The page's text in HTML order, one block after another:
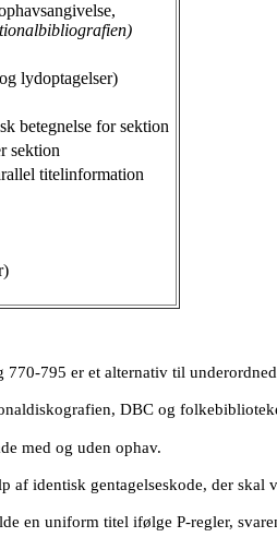
lydoptagelser)
betegnelse for sektion
sektion
titelinformation
795 er et alternativ til
DBC og
med og uden ophav.
af identisk gentagelseskode, der skal
en uniform titel ifølge P-regler,